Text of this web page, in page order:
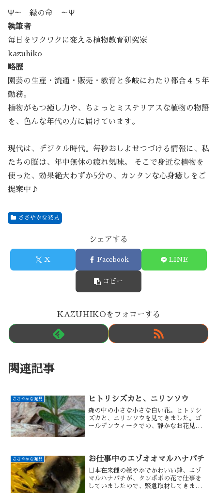
Ψ～ 緑の命 ～Ψ
執筆者
毎日をワクワクに変える植物教育研究家
kazuhiko
略歴
園芸の生産・流通・販売・教育と多岐にわたり都合４５年
勤務。
植物がもつ癒し力や、ちょっとミステリアスな植物の物語
を、色んな年代の方に届けています。
現代は、デジタル時代。毎秒おしよせつづける情報に、私
たちの脳は、年中無休の疲れ気味。 そこで身近な植物を
使った、効果絶大わずか5分の、カンタンな心身癒しをご
提案中♪
ささやかな発見
シェアする
X Facebook LINE
コピー
KAZUHIKOをフォローする
関連記事
ささやかな発見 ヒトリシズカと、ニリンソウ
森の中の小さな小さな白い花。ヒトリシ
ズカと、ニリンソウを見てきました。ゴ
ールデンウィークでの、静かなお花見で
ささやかな発見 お仕事中のエゾオオマルハナバチ
日本在来種の穏やかでかわいい蜂、エゾ
マルハナバチが、タンポポの花で仕事を
していましたので、緊急取材してきまし